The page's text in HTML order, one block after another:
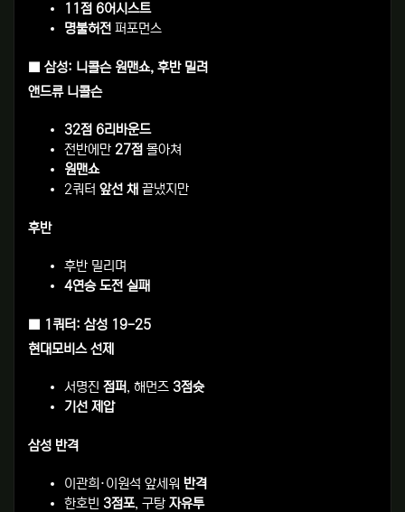
11점 6어시스트
명불허전 퍼포먼스
■ 삼성: 니콜슨 원맨쇼, 후반 밀려
앤드류 니콜슨
32점 6리바운드
전반에만 27점 몰아쳐
원맨쇼
2쿼터 앞선 채 끝냈지만
후반
후반 밀리며
4연승 도전 실패
■ 1쿼터: 삼성 19-25
현대모비스 선제
서명진 점퍼, 해먼즈 3점슛
기선 제압
삼성 반격
이관희·이원석 앞세워 반격
한호빈 3점포, 구탕 자유투